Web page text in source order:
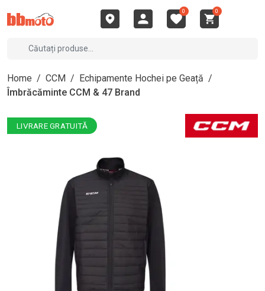
0 0
Home / CCM / Echipamente Hochei pe Geață /
Îmbrăcăminte CCM & 47 Brand
LIVRARE GRATUITĂ